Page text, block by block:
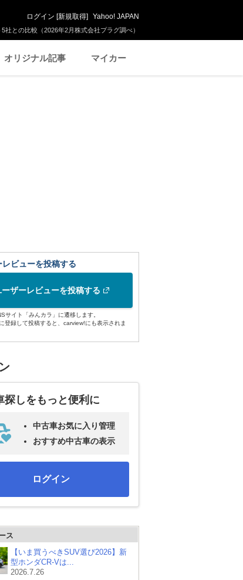
との比較（2026年2月株式会社プラグ調べ）
ログイン [新規取得] Yahoo! JAPAN
オリジナル記事 マイカー
レビューを投稿する
ーザーレビューを投稿する
サイト「みんカラ」に遷移します。
登録して投稿すると、carview!にも表示されま
探しをもっと便利に
中古車お気に入り管理
おすすめ中古車の表示
ログイン
ス
【いま買うべきSUV選び2026】新
型ホンダCR-Vは...
2026.7.26